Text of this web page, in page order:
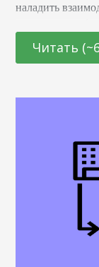
наладить
географии,
Вне
анализа. Он
Читать